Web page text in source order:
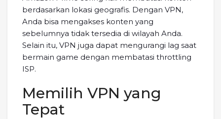
berdasarkan lokasi geografis. Dengan VPN,
Anda bisa mengakses konten yang
sebelumnya tidak tersedia di wilayah Anda.
Selain itu, VPN juga dapat mengurangi lag saat
bermain game dengan membatasi throttling
ISP.
Memilih VPN yang
Tepat